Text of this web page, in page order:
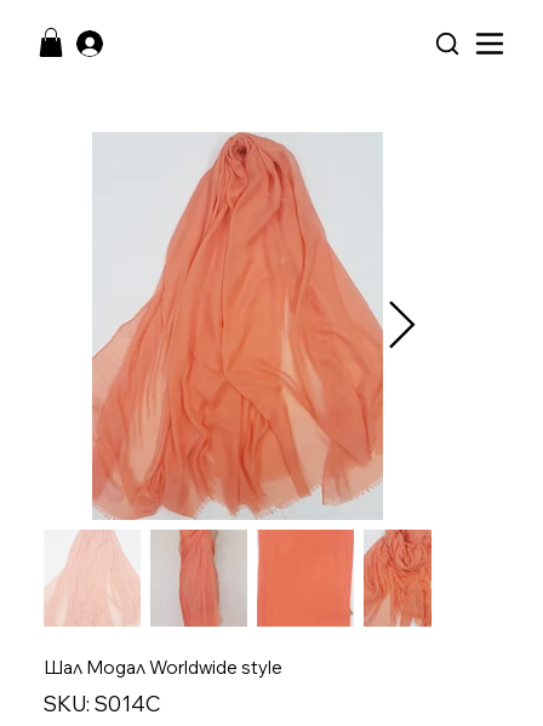
Шал Модал Worldwide style
SKU: SKU
S014C
S014C